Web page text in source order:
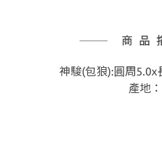
商品
神駿(包狼):圓周5.0x
產地